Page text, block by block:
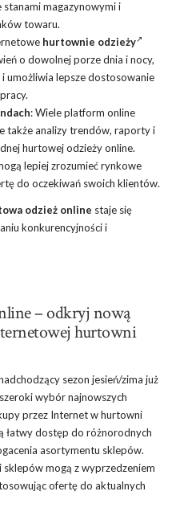
stanami magazynowymi i
towaru.
hurtownie odzieży
o dowolnej porze dnia i nocy,
umożliwia lepsze dostosowanie
: Wiele platform online
także analizy trendów, raporty i
hurtowej odzieży online.
lepiej zrozumieć rynkowe
do oczekiwań swoich klientów.
odzież online staje się
konkurencyjności i
– odkryj nową
hurtowni
sezon jesień/zima już
wybór najnowszych
przez Internet w hurtowni
łatwy dostęp do różnorodnych
asortymentu sklepów.
mogą z wyprzedzeniem
ofertę do aktualnych